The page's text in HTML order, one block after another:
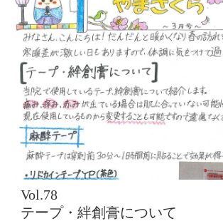
Vol.78
テープ・絆創膏について